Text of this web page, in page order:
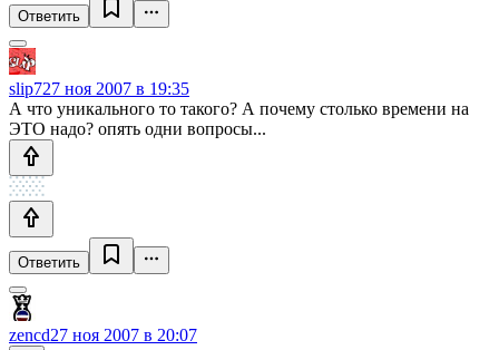
Ответить
slip727 ноя 2007 в 19:35
А что уникального то такого? А почему столько времени на
ЭТО надо? опять одни вопросы...
Ответить
zencd27 ноя 2007 в 20:07